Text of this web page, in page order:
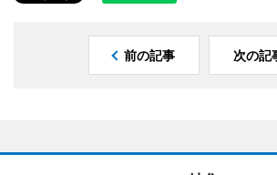
前の記事 次の記